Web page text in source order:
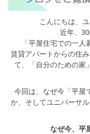
建築実例
モデルハウス検索
シミュレー ション
コ
出水店 TOPへこんにちは、
近年、
「平屋住宅での一人
賃貸アパートからの住
て、「自分のための家
今回は、なぜ今「平屋
か、そしてユニバーサ
なぜ今、平